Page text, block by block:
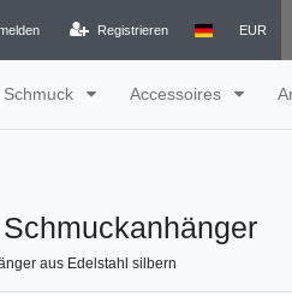
Registrieren EUR
Schmuck Accessoires
aus Edelstahl silbern